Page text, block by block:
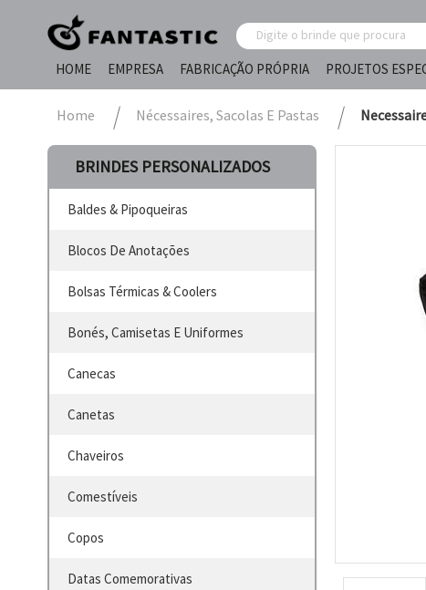
HOME
EMPRESA FABRICAÇÃO PRÓPRIA PROJETOS
Home Nécessaires, Sacolas E Pastas
BRINDES PERSONALIZADOS
Baldes & Pipoqueiras
Blocos De Anotações
Bolsas Térmicas & Coolers
Bonés, Camisetas E Uniformes
Canecas
Canetas
Chaveiros
Comestíveis
Copos
Datas Comemorativas